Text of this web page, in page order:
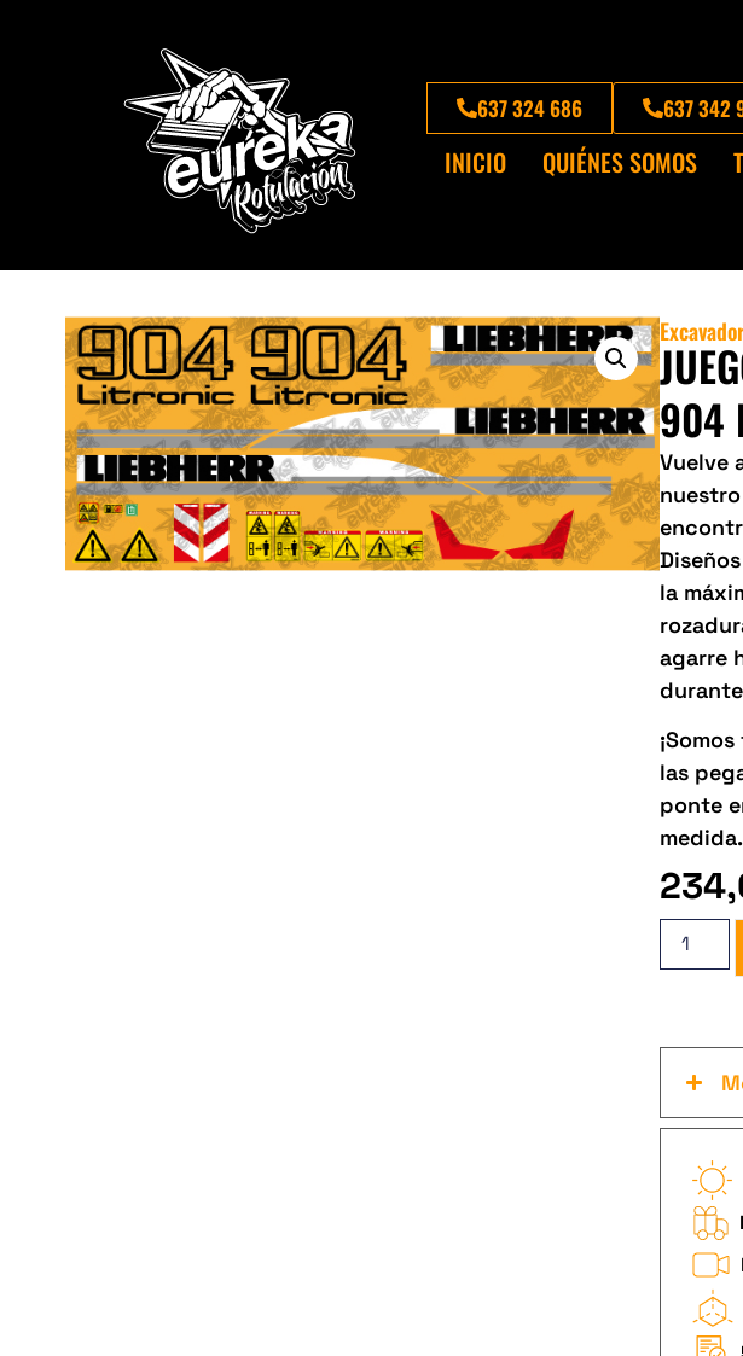
637 324 686 637 342
INICIO QUIÉNES SOMOS
904
Vuelve
la
agarre
las
ponte
medida.